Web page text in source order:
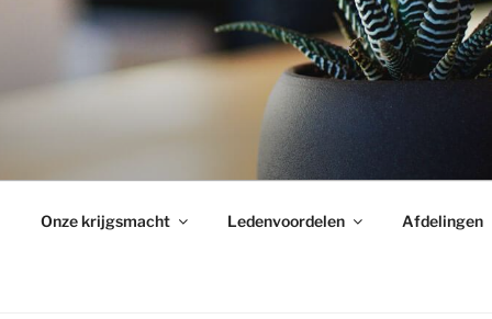
Onze krijgsmacht Ledenvoordelen Afdelingen